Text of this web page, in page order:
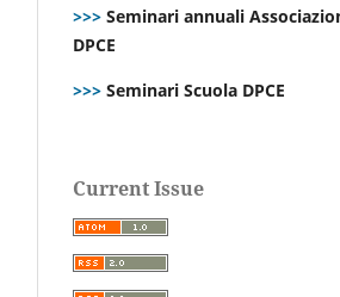
>>> Seminari annuali
DPCE
>>> Seminari Scuola DPCE
Current Issue